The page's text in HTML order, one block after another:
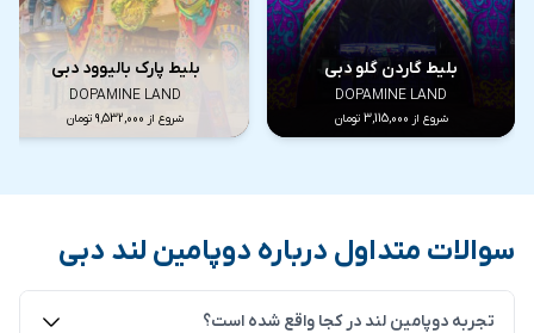
دوپامین لند دبی
پس از شگفت‌زده کردن بازدیدکنندگان در شهرهای بزرگی مانند
واشنگتن دی‌سی، بریزبین، نیوجرسی، مادرید و سائوپائولو،
«دوپامین لند» اکنون آماده است تا با رنگ‌ها و هیجان بی‌نظیر
بلیط گاردن گلو دبی
DOPAMINE LAND
شروع از 3,115,000 تومان
بلیط پارک بالیوود دبی
DOPAMINE LAND
شروع از 9,532,000 تومان
سوالات متداول درباره دوپامین لند دبی
تجربه دوپامین لند در کجا واقع شده است؟